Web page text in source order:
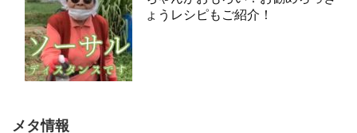
ょうレシピもご紹介！
メタ情報